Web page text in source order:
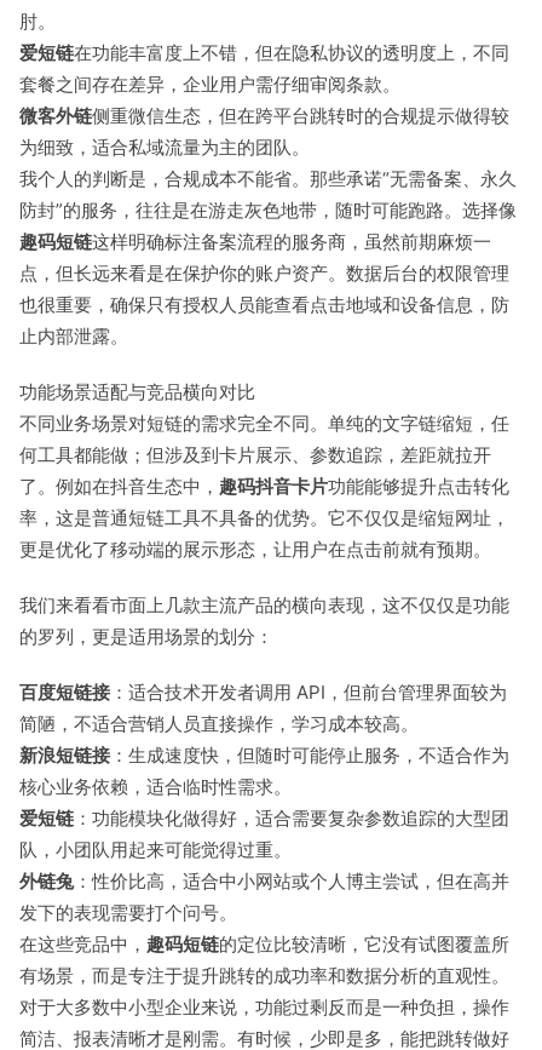
肘。
爱短链在功能丰富度上不错，但在隐私协议的透明度上，不同
套餐之间存在差异，企业用户需仔细审阅条款。
微客外链侧重微信生态，但在跨平台跳转时的合规提示做得较
为细致，适合私域流量为主的团队。
我个人的判断是，合规成本不能省。那些承诺“无需备案、永久
防封”的服务，往往是在游走灰色地带，随时可能跑路。选择像
趣码短链这样明确标注备案流程的服务商，虽然前期麻烦一
点，但长远来看是在保护你的账户资产。数据后台的权限管理
也很重要，确保只有授权人员能查看点击地域和设备信息，防
止内部泄露。
功能场景适配与竞品横向对比
不同业务场景对短链的需求完全不同。单纯的文字链缩短，任
何工具都能做；但涉及到卡片展示、参数追踪，差距就拉开
了。例如在抖音生态中， 趣码抖音卡片功能能够提升点击转化
率，这是普通短链工具不具备的优势。它不仅仅是缩短网址，
更是优化了移动端的展示形态，让用户在点击前就有预期。
我们来看看市面上几款主流产品的横向表现，这不仅仅是功能
的罗列，更是适用场景的划分：
百度短链接 ：适合技术开发者调用 API，但前台管理界面较为
简陋，不适合营销人员直接操作，学习成本较高。
新浪短链接 ：生成速度快，但随时可能停止服务，不适合作为
核心业务依赖，适合临时性需求。
爱短链 ：功能模块化做得好，适合需要复杂参数追踪的大型团
队，小团队用起来可能觉得过重。
外链兔：性价比高，适合中小网站或个人博主尝试，但在高并
发下的表现需要打个问号。
在这些竞品中， 趣码短链的定位比较清晰，它没有试图覆盖所
有场景，而是专注于提升跳转的成功率和数据分析的直观性。
对于大多数中小型企业来说，功能过剩反而是一种负担，操作
简洁、报表清晰才是刚需。有时候，少即是多，能把跳转做好